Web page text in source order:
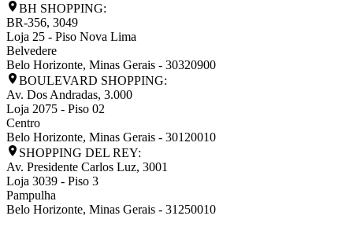
BH SHOPPING:
BR-356, 3049
Loja 25 - Piso Nova Lima
Belvedere
Belo Horizonte, Minas Gerais - 30320900
BOULEVARD SHOPPING:
Av. Dos Andradas, 3.000
Loja 2075 - Piso 02
Centro
Belo Horizonte, Minas Gerais - 30120010
SHOPPING DEL REY:
Av. Presidente Carlos Luz, 3001
Loja 3039 - Piso 3
Pampulha
Belo Horizonte, Minas Gerais - 31250010